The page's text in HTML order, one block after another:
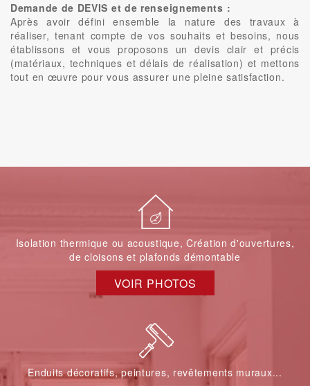
Demande de DEVIS et de renseignements :
Après avoir défini ensemble la nature des travaux à
réaliser, tenant compte de vos souhaits et besoins, nous
établissons et vous proposons un devis clair et précis
(matériaux, techniques et délais de réalisation) et mettons
tout en œuvre pour vous assurer une pleine satisfaction.
Isolation thermique ou acoustique, Création d'ouvertures,
de cloisons et plafonds démontable
VOIR PHOTOS
Enduits décoratifs, peintures, revêtements muraux...